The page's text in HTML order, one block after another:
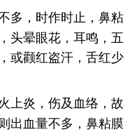
多，时作时止，鼻粘
头晕眼花，耳鸣，五
或颧红盗汗，舌红少
上炎，伤及血络，故
出血量不多，鼻粘膜